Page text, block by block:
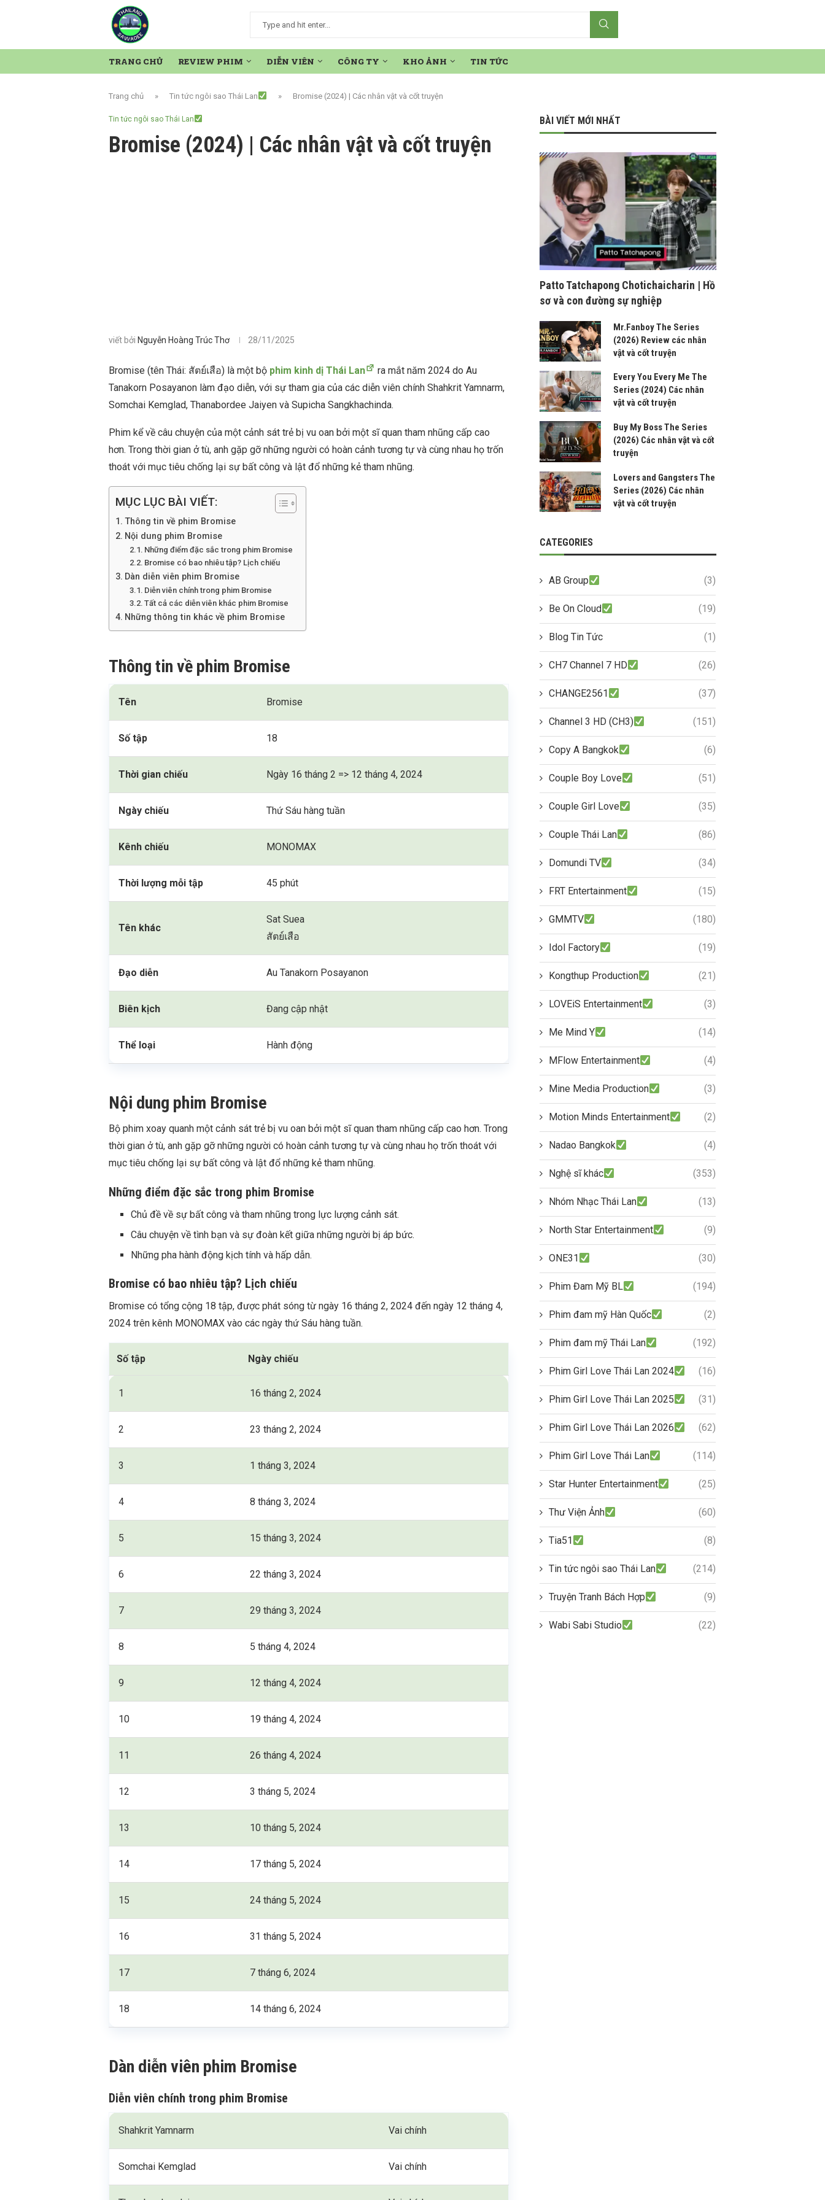
TRANG CHỦ REVIEW PHIM DIỄN VIÊN CÔNG TY KHO ẢNH TIN TỨC
Trang chủ » Tin tức ngôi sao Thái Lan » Bromise (2024) | Các nhân vật và cốt truyện
Tin tức ngôi sao Thái Lan
Bromise (2024) | Các nhân vật và cốt truyện
viết bởi Nguyễn Hoàng Trúc Thơ 28/11/2025
Bromise (tên Thái: สัตย์เสือ) là một bộ phim kinh dị Thái Lan
ra mắt năm 2024 do Au
Tanakorn Posayanon làm đạo diễn, với sự tham gia của các diễn viên chính Shahkrit Yamnarm,
Somchai Kemglad, Thanabordee Jaiyen và Supicha Sangkhachinda.
Phim kể về câu chuyện của một cảnh sát trẻ bị vu oan bởi một sĩ quan tham nhũng cấp cao
hơn. Trong thời gian ở tù, anh gặp gỡ những người có hoàn cảnh tương tự và cùng nhau họ trốn
thoát với mục tiêu chống lại sự bất công và lật đổ những kẻ tham nhũng.
MỤC LỤC BÀI VIẾT:
Thông tin về phim Bromise
Nội dung phim Bromise
Những điểm đặc sắc trong phim Bromise
Bromise có bao nhiêu tập? Lịch chiếu
Dàn diễn viên phim Bromise
Diễn viên chính trong phim Bromise
Tất cả các diễn viên khác phim Bromise
Những thông tin khác về phim Bromise
Thông tin về phim Bromise
Tên Bromise
Số tập 18
Thời gian chiếu Ngày 16 tháng 2 => 12 tháng 4, 2024
Ngày chiếu Thứ Sáu hàng tuần
Kênh chiếu MONOMAX
Thời lượng mỗi tập 45 phút
Tên khác
Sat Suea
สัตย์เสือ
Đạo diễn Au Tanakorn Posayanon
Biên kịch Đang cập nhật
Thể loại Hành động
Nội dung phim Bromise
Bộ phim xoay quanh một cảnh sát trẻ bị vu oan bởi một sĩ quan tham nhũng cấp cao hơn. Trong
thời gian ở tù, anh gặp gỡ những người có hoàn cảnh tương tự và cùng nhau họ trốn thoát với
mục tiêu chống lại sự bất công và lật đổ những kẻ tham nhũng.
Những điểm đặc sắc trong phim Bromise
Chủ đề về sự bất công và tham nhũng trong lực lượng cảnh sát.
Câu chuyện về tình bạn và sự đoàn kết giữa những người bị áp bức.
Những pha hành động kịch tính và hấp dẫn.
Bromise có bao nhiêu tập? Lịch chiếu
Bromise có tổng cộng 18 tập, được phát sóng từ ngày 16 tháng 2, 2024 đến ngày 12 tháng 4,
2024 trên kênh MONOMAX vào các ngày thứ Sáu hàng tuần.
Số tập Ngày chiếu
1 16 tháng 2, 2024
2 23 tháng 2, 2024
3 1 tháng 3, 2024
4 8 tháng 3, 2024
5 15 tháng 3, 2024
6 22 tháng 3, 2024
7 29 tháng 3, 2024
8 5 tháng 4, 2024
9 12 tháng 4, 2024
10 19 tháng 4, 2024
11 26 tháng 4, 2024
12 3 tháng 5, 2024
13 10 tháng 5, 2024
14 17 tháng 5, 2024
15 24 tháng 5, 2024
16 31 tháng 5, 2024
17 7 tháng 6, 2024
18 14 tháng 6, 2024
Dàn diễn viên phim Bromise
Diễn viên chính trong phim Bromise
Shahkrit Yamnarm Vai chính
Somchai Kemglad Vai chính
BÀI VIẾT MỚI NHẤT
Patto Tatchapong Chotichaicharin | Hồ
sơ và con đường sự nghiệp
Mr.Fanboy The Series
(2026) Review các nhân
vật và cốt truyện
Every You Every Me The
Series (2024) Các nhân
vật và cốt truyện
Buy My Boss The Series
(2026) Các nhân vật và cốt
truyện
Lovers and Gangsters The
Series (2026) Các nhân
vật và cốt truyện
CATEGORIES
AB Group (3)
Be On Cloud (19)
Blog Tin Tức (1)
CH7 Channel 7 HD (26)
CHANGE2561 (37)
Channel 3 HD (CH3) (151)
Copy A Bangkok (6)
Couple Boy Love (51)
Couple Girl Love (35)
Couple Thái Lan (86)
Domundi TV (34)
FRT Entertainment (15)
GMMTV (180)
Idol Factory (19)
Kongthup Production (21)
LOVEiS Entertainment (3)
Me Mind Y (14)
MFlow Entertainment (4)
Mine Media Production (3)
Motion Minds Entertainment (2)
Nadao Bangkok (4)
Nghệ sĩ khác (353)
Nhóm Nhạc Thái Lan (13)
North Star Entertainment (9)
ONE31 (30)
Phim Đam Mỹ BL (194)
Phim đam mỹ Hàn Quốc (2)
Phim đam mỹ Thái Lan (192)
Phim Girl Love Thái Lan 2024 (16)
Phim Girl Love Thái Lan 2025 (31)
Phim Girl Love Thái Lan 2026 (62)
Phim Girl Love Thái Lan (114)
Star Hunter Entertainment (25)
Thư Viện Ảnh (60)
Tia51 (8)
Tin tức ngôi sao Thái Lan (214)
Truyện Tranh Bách Hợp (9)
Wabi Sabi Studio (22)